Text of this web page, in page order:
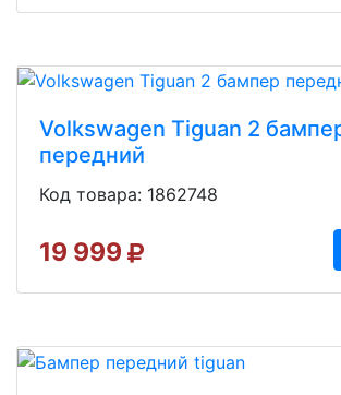
Volkswagen Tiguan 2
передний
Код товара: 1862748
19 999